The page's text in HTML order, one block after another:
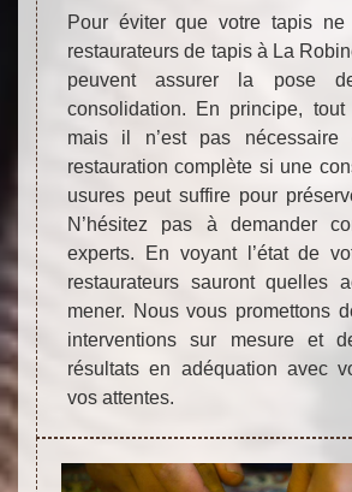
Pour éviter que votre tapis ne
restaurateurs de tapis à La
peuvent assurer la pose
consolidation. En principe, tout
mais il n’est pas
restauration complète si une
usures peut suffire pour
N’hésitez pas à demander
experts. En voyant l’état de
restaurateurs sauront quelles
mener. Nous vous promettons
interventions sur mesure et
résultats en adéquation avec
vos attentes.